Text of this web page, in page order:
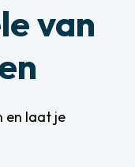
van
en laat je